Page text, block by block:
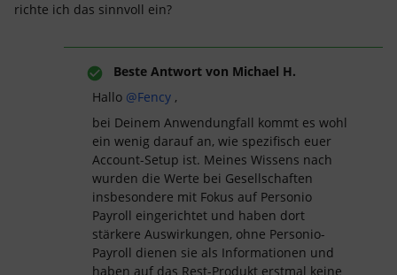
richte ich das sinnvoll ein?
Beste Antwort von Michael H.
Hallo ​ @Fency ,
bei Deinem Anwendungfall kommt es wohl
ein wenig darauf an, wie spezifisch euer
Account-Setup ist. Meines Wissens nach
wurden die Werte bei Gesellschaften
insbesondere mit Fokus auf Personio
Payroll eingerichtet und haben dort
stärkere Auswirkungen, ohne Personio-
Payroll dienen sie als Informationen und
haben auf das Rest-Produkt erstmal keine